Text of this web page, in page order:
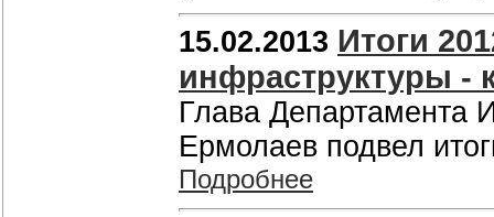
15.02.2013 Итоги
инфраструктуры -
Глава Департамента
Ермолаев подвел
Подробнее